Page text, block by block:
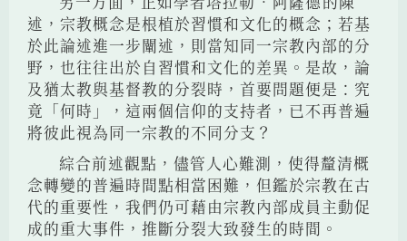
述，宗教概念是根植於習慣和文化的概念；若基
於此論述進一步闡述，則當知同一宗教內部的分
野，也往往出於自習慣和文化的差異。是故，論
及猶太教與基督教的分裂時，首要問題便是：究
竟「何時」，這兩個信仰的支持者，已不再普遍
將彼此視為同一宗教的不同分支？
綜合前述觀點，儘管人心難測，使得釐清概
念轉變的普遍時間點相當困難，但鑑於宗教在古
代的重要性，我們仍可藉由宗教內部成員主動促
成的重大事件，推斷分裂大致發生的時間。